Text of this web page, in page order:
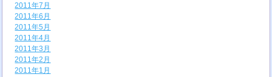
2011年7月
2011年6月
2011年5月
2011年4月
2011年3月
2011年2月
2011年1月